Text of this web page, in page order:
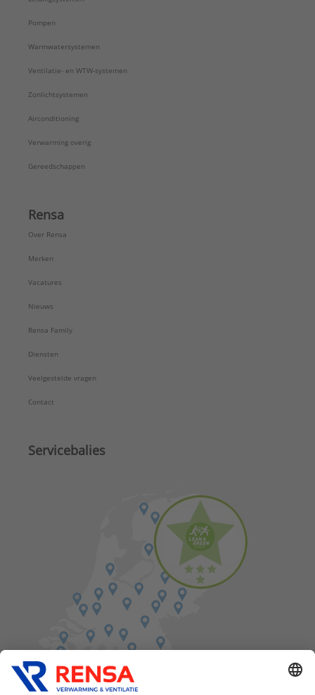
Pompen
Warmwatersystemen
Ventilatie- en WTW-systemen
Zonlichtsystemen
Airconditioning
Verwarming overig
Gereedschappen
Rensa
Over Rensa
Merken
Vacatures
Nieuws
Rensa Family
Diensten
Veelgestelde vragen
Contact
Servicebalies